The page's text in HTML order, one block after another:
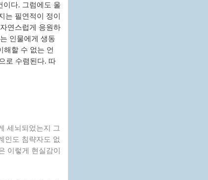
이다. 그럼에도 울
는 필연적이 정이
연스럽게 응원하
인물에게 생동
해할 수 없는 언
로 수렴된다. 따
세뇌되었는지 그
인도 침략자도 없
이렇게 현실감이